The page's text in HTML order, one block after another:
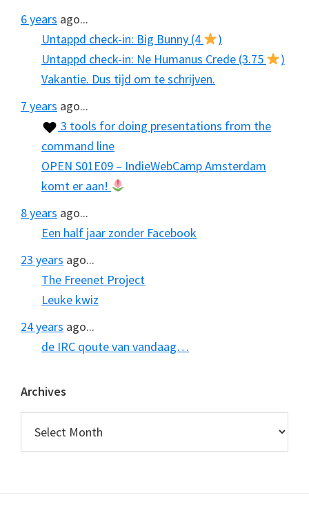
6 years ago...
Untappd check-in: Big Bunny (4
)
Untappd check-in: Ne Humanus Crede (3.75
)
Vakantie. Dus tijd om te schrijven.
7 years ago...
3 tools for doing presentations from the
command line
OPEN S01E09 – IndieWebCamp Amsterdam
komt er aan!
8 years ago...
Een half jaar zonder Facebook
23 years ago...
The Freenet Project
Leuke kwiz
24 years ago...
de IRC qoute van vandaag…
Archives